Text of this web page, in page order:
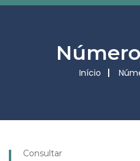
Início
Consultar